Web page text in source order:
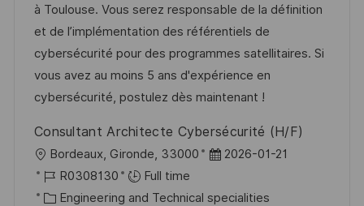
o
n
D
a
t
e
g
o
r
y
à Toulouse. Vous serez responsable de la définition
et de l’implémentation des référentiels de
cybersécurité pour des programmes satellitaires. Si
vous avez au moins 5 ans d'expérience en
cybersécurité, postulez dès maintenant !
Consultant Architecte Cybersécurité (H/F)
L
o
c
Bordeaux, Gironde, 33000
P
s
2026-01-21
J
o
R0308130
Full time
C Engineering and Technical specialities